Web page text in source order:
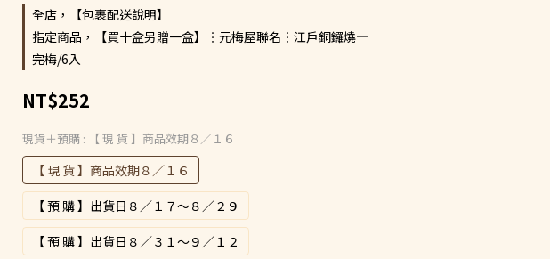
全店，【包裹配送說明】
指定商品，【買十盒另贈一盒】︙元梅屋聯名︙江戶銅鑼燒—
完梅/6入
NT$252
現貨＋預購 : 【 現 貨 】商品效期８／１６
【 現 貨 】商品效期８／１６
【 預 購 】出貨日８／１７～８／２９
【 預 購 】出貨日８／３１～９／１２